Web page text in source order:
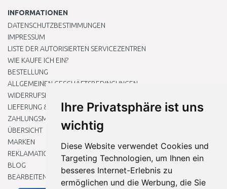
Ihre Privatsphäre ist uns
wichtig
Diese Website verwendet Cookies und
Targeting Technologien, um Ihnen ein
besseres Internet-Erlebnis zu
ermöglichen und die Werbung, die Sie
INFORMATIONEN
DATENSCHUTZBESTIMMUNGEN
IMPRESSUM
LISTE DER AUTORISIERTEN SERVICEZENTREN
WIE KAUFE ICH EIN?
BESTELLUNG
ALLGEMEINEN GESCHÄFTSBEDINGUNGEN
WIDERRUFSRECHT
LIEFERUNG & ZAHLUNG
ZAHLUNGSMETHODEN
ÜBERSICHT
MARKEN
REKLAMATIONEN UND RETOUREN
BLOG
BEARBEITEN SIE MEINE COOKIE-EINSTELLUNGEN